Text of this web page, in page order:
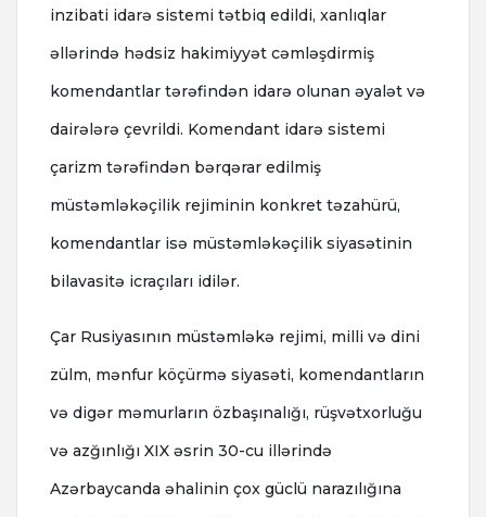
inzibati idarə sistemi tətbiq edildi, xanlıqlar
əllərində hədsiz hakimiyyət cəmləşdirmiş
komendantlar tərəfindən idarə olunan əyalət və
dairələrə çevrildi. Komendant idarə sistemi
çarizm tərəfindən bərqərar edilmiş
müstəmləkəçilik rejiminin konkret təzahürü,
komendantlar isə müstəmləkəçilik siyasətinin
bilavasitə icraçıları idilər.
Çar Rusiyasının müstəmləkə rejimi, milli və dini
zülm, mənfur köçürmə siyasəti, komendantların
və digər məmurların özbaşınalığı, rüşvətxorluğu
və azğınlığı XIX əsrin 30-cu illərində
Azərbaycanda əhalinin çox güclü narazılığına